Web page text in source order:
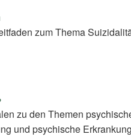
zum Thema
zu den Themen
und psychische